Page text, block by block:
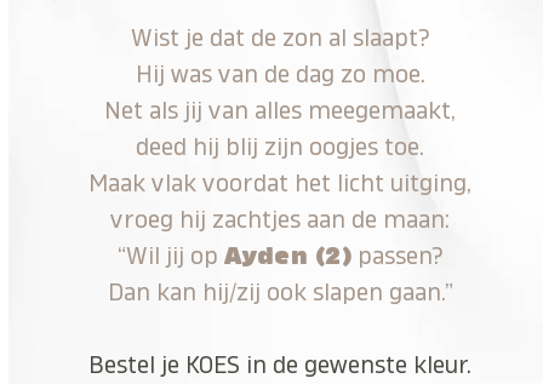
Wist je dat de zon al slaapt?
Hij was van de dag zo moe.
Net als jij van alles meegemaakt,
deed hij blij zijn oogjes toe.
Maak vlak voordat het licht uitging,
vroeg hij zachtjes aan de maan:
“Wil jij op Ayden (2) passen?
Dan kan hij/zij ook slapen gaan.”
Bestel je KOES in de gewenste kleur.